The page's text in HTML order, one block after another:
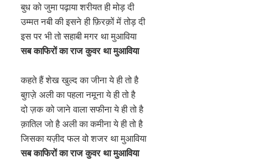
बुध को जुमा पढ़ाया शरीयत ही मोड़ दी
उम्मत नबी की इसने ही फ़िरक़ों में तोड़ दी
इस पर भी तो सहाबी मगर था मुआविया
सब काफिरों का राज कुवर था मुआविया
कहते हैं शेख खुल्द का जीना ये ही तो है
बुग़ज़े अली का पहला नमूना ये ही तो है
दो ज़क को जाने वाला सफीना ये ही तो है
क़ातिल जो है अली का कमीना ये ही तो है
जिसका यज़ीद फल वो शजर था मुआविया
सब काफिरों का राज कुवर था मुआविया